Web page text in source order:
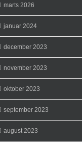
marts 2026
januar 2024
december 2023
november 2023
oktober 2023
september 2023
august 2023